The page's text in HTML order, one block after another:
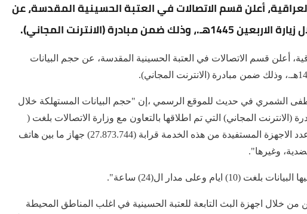
العراقية، أعلن قسم الاتصالات في العتبة الحسينية المقدسة، عن
مبادرة (الانترنت المجاني).
أعلن قسم الاتصالات في العتبة الحسينية المقدسة، عن حجم البيانات
الشمري في حديث للموقع الرسمي ،إن "حجم البيانات المستهلكة خلال
(الانترنت المجاني) التي تم اطلاقها بالتعاون مع وزارة الاتصالات بلغت (
139.368.720) ميغا بايت، فيما بلغ عدد الاجهزة المستفيدة من هذه الخدمة قرابة (27.873.744) جهاز ما بين هاتف
وغيرها".
وعلى مدار ال(24) ساعة".
من خلال اجهزة البث التابعة للعتبة الحسينية في اغلب المناطق المحيطة